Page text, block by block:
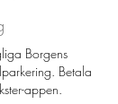
Borgens
Betala
appen.